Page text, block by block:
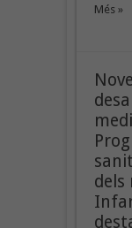
Més »
dels